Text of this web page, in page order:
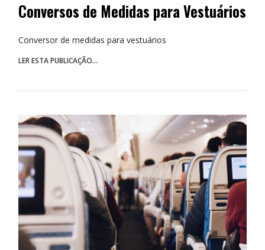
Conversos de Medidas para Vestuários
Conversor de medidas para vestuários
LER ESTA PUBLICAÇÃO...